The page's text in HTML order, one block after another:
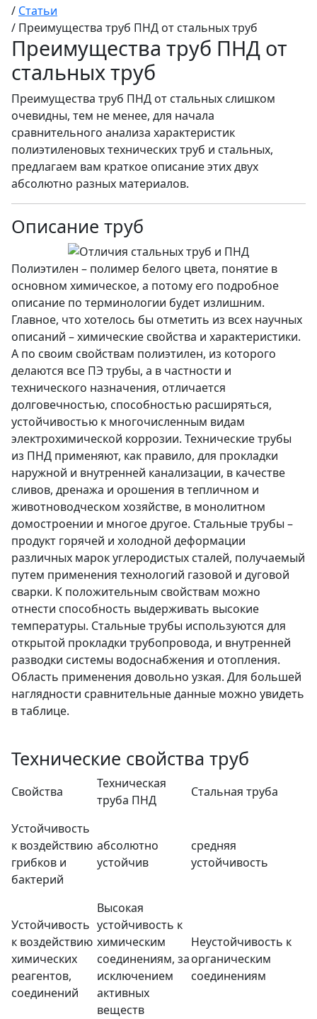
/ Статьи
/ Преимущества труб ПНД от стальных труб
Преимущества труб ПНД от
стальных труб
Преимущества труб ПНД от стальных слишком
очевидны, тем не менее, для начала
сравнительного анализа характеристик
полиэтиленовых технических труб и стальных,
предлагаем вам краткое описание этих двух
абсолютно разных материалов.
Описание труб
Полиэтилен – полимер белого цвета, понятие в
основном химическое, а потому его подробное
описание по терминологии будет излишним.
Главное, что хотелось бы отметить из всех научных
описаний – химические свойства и характеристики.
А по своим свойствам полиэтилен, из которого
делаются все ПЭ трубы, а в частности и
технического назначения, отличается
долговечностью, способностью расширяться,
устойчивостью к многочисленным видам
электрохимической коррозии. Технические трубы
из ПНД применяют, как правило, для прокладки
наружной и внутренней канализации, в качестве
сливов, дренажа и орошения в тепличном и
животноводческом хозяйстве, в монолитном
домостроении и многое другое. Стальные трубы –
продукт горячей и холодной деформации
различных марок углеродистых сталей, получаемый
путем применения технологий газовой и дуговой
сварки. К положительным свойствам можно
отнести способность выдерживать высокие
температуры. Стальные трубы используются для
открытой прокладки трубопровода, и внутренней
разводки системы водоснабжения и отопления.
Область применения довольно узкая. Для большей
наглядности сравнительные данные можно увидеть
в таблице.
Технические свойства труб
Свойства
Техническая
труба ПНД
Стальная труба
Устойчивость
к воздействию
грибков и
бактерий
абсолютно
устойчив
средняя
устойчивость
Устойчивость
к воздействию
химических
реагентов,
соединений
Высокая
устойчивость к
химическим
соединениям, за
исключением
активных
веществ
Неустойчивость к
органическим
соединениям